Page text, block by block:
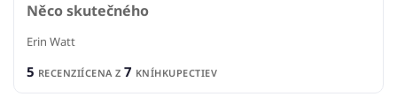
Něco skutečného
Erin Watt
5 RECENZIÍCENA Z 7 KNÍHKUPECTIEV